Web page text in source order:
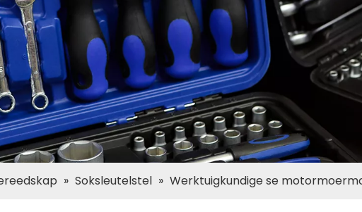
» Soksleutelstel » Werktuigkundige se